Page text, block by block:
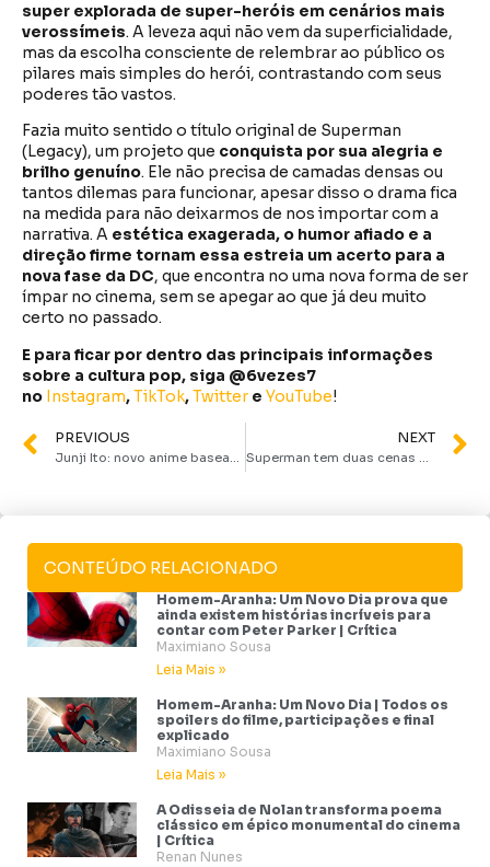
super explorada de super-heróis em cenários mais
verossímeis. A leveza aqui não vem da superficialidade,
mas da escolha consciente de relembrar ao público os
pilares mais simples do herói, contrastando com seus
poderes tão vastos.
Fazia muito sentido o título original de Superman
(Legacy), um projeto que conquista por sua alegria e
brilho genuíno. Ele não precisa de camadas densas ou
tantos dilemas para funcionar, apesar disso o drama fica
na medida para não deixarmos de nos importar com a
narrativa. A estética exagerada, o humor afiado e a
direção firme tornam essa estreia um acerto para a
nova fase da DC, que encontra no uma nova forma de ser
ímpar no cinema, sem se apegar ao que já deu muito
certo no passado.
E para ficar por dentro das principais informações
sobre a cultura pop, siga @6vezes7
no Instagram,TikTok,Twitter e YouTube!
PREVIOUS
Junji Ito: novo anime baseado nas obras do autor é anunciado
NEXT
Superman tem duas cenas pós créditos! Descubra o que acontece
CONTEÚDO RELACIONADO
Homem-Aranha: Um Novo Dia prova que
ainda existem histórias incríveis para
contar com Peter Parker | Crítica
Maximiano Sousa
Leia Mais »
Homem-Aranha: Um Novo Dia | Todos os
spoilers do filme, participações e final
explicado
Maximiano Sousa
Leia Mais »
A Odisseia de Nolan transforma poema
clássico em épico monumental do cinema
| Crítica
Renan Nunes